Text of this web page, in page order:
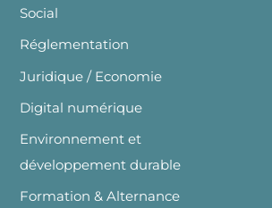
Social
Réglementation
Juridique / Economie
Digital numérique
Environnement et
développement durable
Formation & Alternance